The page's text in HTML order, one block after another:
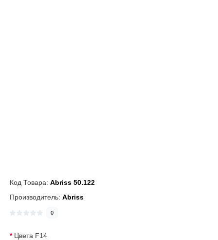
Код Товара: Abriss 50.122
Производитель: Abriss
0
Цвета F14